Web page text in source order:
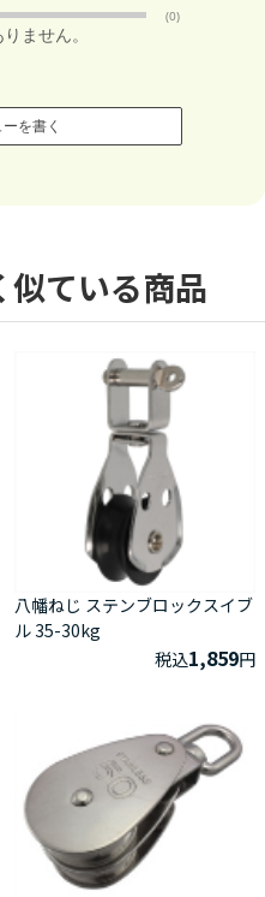
(0)
ません。
を書く
似ている商品
八幡ねじ ステンブロックスイブ
ル 35-30kg
税込1,859円